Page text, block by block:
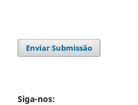
Enviar Submissão
Siga-nos: